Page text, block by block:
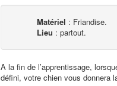
Matériel : Friandise.
Lieu : partout.
A la fin de l’apprentissage,
défini, votre chien vous donnera